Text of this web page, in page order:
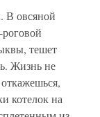
В овсяной
тешет
Жизнь не
котелок на